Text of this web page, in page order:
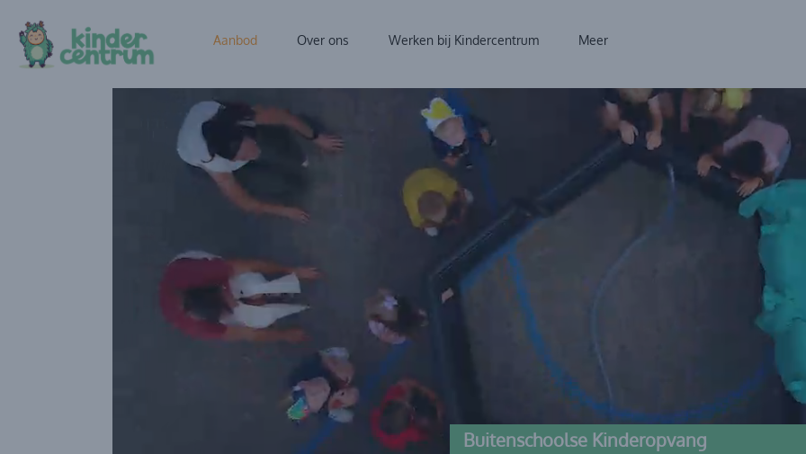
Aanbod Over ons Werken bij Kindercentrum Meer
Buitenschoolse Kinderopvang